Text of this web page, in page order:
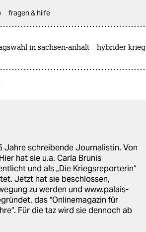
fragen & hilfe
in sachsen-anhalt hybrider krieg
Jahre schreibende Journalistin. Von
hat sie u.a. Carla Brunis
und als „Die Kriegsreporterin“
Jetzt hat sie beschlossen,
zu werden und www.palais-
das "Onlinemagazin für
Für die taz wird sie dennoch ab